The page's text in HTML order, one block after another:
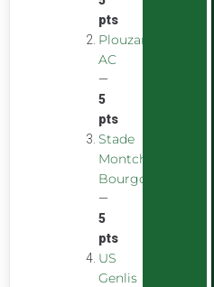
pts
Plouzane
AC
—
5
pts
Stade
Montchaninois
Bourgogne
—
5
pts
US
Genlis